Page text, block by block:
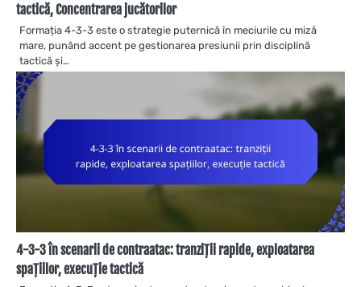
tactică, Concentrarea jucătorilor
Formația 4-3-3 este o strategie puternică în meciurile cu miză
mare, punând accent pe gestionarea presiunii prin disciplină
tactică și…
4-3-3 în scenarii de contraatac: tranziții rapide, exploatarea
spațiilor, execuție tactică